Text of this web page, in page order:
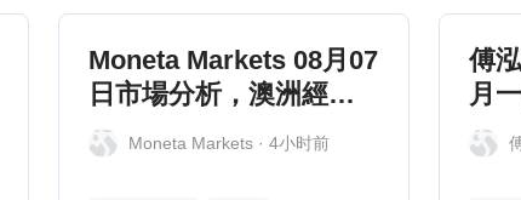
Moneta Markets 08月07
日市場分析，澳洲經濟
活動回升，美國就業增
長放緩
Moneta Markets · 4小时前
傅
月
装